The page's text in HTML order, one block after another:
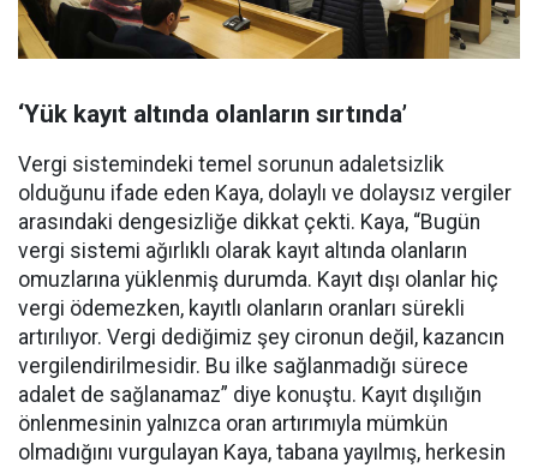
‘Yük kayıt altında olanların sırtında’
Vergi sistemindeki temel sorunun adaletsizlik
olduğunu ifade eden Kaya, dolaylı ve dolaysız vergiler
arasındaki dengesizliğe dikkat çekti. Kaya, “Bugün
vergi sistemi ağırlıklı olarak kayıt altında olanların
omuzlarına yüklenmiş durumda. Kayıt dışı olanlar hiç
vergi ödemezken, kayıtlı olanların oranları sürekli
artırılıyor. Vergi dediğimiz şey cironun değil, kazancın
vergilendirilmesidir. Bu ilke sağlanmadığı sürece
adalet de sağlanamaz” diye konuştu. Kayıt dışılığın
önlenmesinin yalnızca oran artırımıyla mümkün
olmadığını vurgulayan Kaya, tabana yayılmış, herkesin